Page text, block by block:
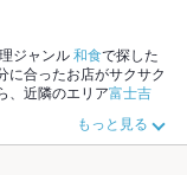
ジャンル和食で探した
に合ったお店がサクサク
、近隣のエリア富士吉
天ぷら、天丼や季
いるので安心！24時間使
もっと見る